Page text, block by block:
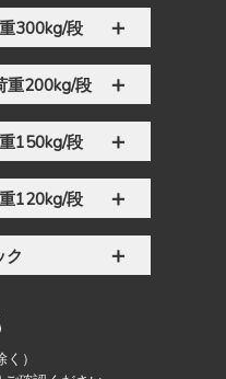
300kg/段
重200kg/段
150kg/段
120kg/段
ク
）